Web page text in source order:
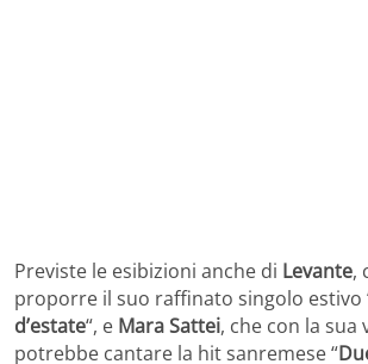
Previste le esibizioni anche di Levante,
proporre il suo raffinato singolo estivo
d’estate“, e Mara Sattei, che con la sua
potrebbe cantare la hit sanremese “